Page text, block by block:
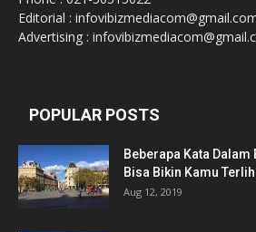
Editorial :
Advertising :
POPULAR POSTS
Beberapa Kata
Bisa Bikin Kamu
Aug 12, 2019